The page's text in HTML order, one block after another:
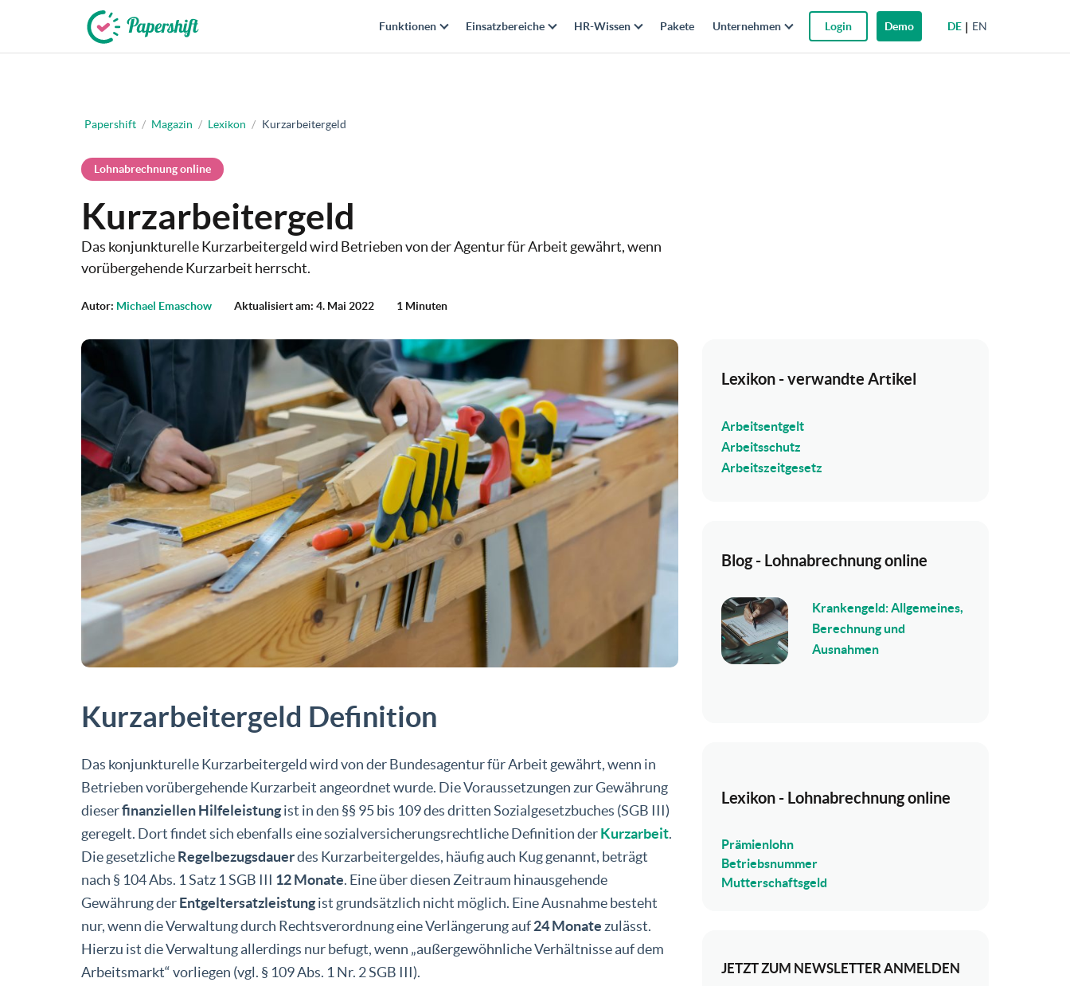
DE EN
Funktionen Einsatzbereiche HR-Wissen Pakete Unternehmen Login Demo
Papershift / Magazin / Lexikon / Kurzarbeitergeld
Lohnabrechnung online
Kurzarbeitergeld
Das konjunkturelle Kurzarbeitergeld wird Betrieben von der Agentur für Arbeit gewährt, wenn
vorübergehende Kurzarbeit herrscht.
Autor: Michael Emaschow Aktualisiert am: 4. Mai 2022 1 Minuten
Kurzarbeitergeld Definition
Das konjunkturelle Kurzarbeitergeld wird von der Bundesagentur für Arbeit gewährt, wenn in
Betrieben vorübergehende Kurzarbeit angeordnet wurde. Die Voraussetzungen zur Gewährung
dieserfinanziellen Hilfeleistungist in den §§ 95 bis 109 des dritten Sozialgesetzbuches (SGB III)
geregelt. Dort findet sich ebenfalls eine sozialversicherungsrechtliche Definition derKurzarbeit.
Die gesetzlicheRegelbezugsdauerdes Kurzarbeitergeldes, häufig auch Kug genannt, beträgt
nach § 104 Abs. 1 Satz 1 SGB III 12 Monate. Eine über diesen Zeitraum hinausgehende
Gewährung derEntgeltersatzleistungist grundsätzlich nicht möglich. Eine Ausnahme besteht
nur, wenn die Verwaltung durch Rechtsverordnung eine Verlängerung auf24 Monate zulässt.
Hierzu ist die Verwaltung allerdings nur befugt, wenn „außergewöhnliche Verhältnisse auf dem
Arbeitsmarkt“ vorliegen (vgl. § 109 Abs. 1 Nr. 2 SGB III).
Lexikon - verwandte Artikel
Arbeitsentgelt
Arbeitsschutz
Arbeitszeitgesetz
Blog - Lohnabrechnung online
Krankengeld: Allgemeines,
Berechnung und
Ausnahmen
Lexikon - Lohnabrechnung online
Prämienlohn
Betriebsnummer
Mutterschaftsgeld
JETZT ZUM NEWSLETTER ANMELDEN